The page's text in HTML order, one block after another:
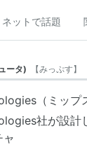
ネットで話題
ータ) 【みっぷす】
（ ミップ
社が設計
ャ